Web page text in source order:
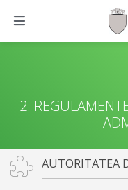
2.
AUTORITATEA